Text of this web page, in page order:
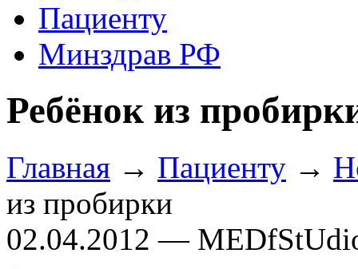
Пациенту
Минздрав РФ
Ребёнок из
Главная → Пациенту →
из пробирки
02.04.2012 —